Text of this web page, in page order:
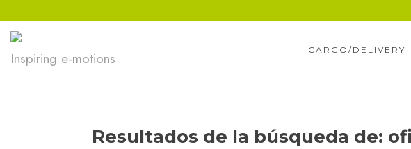
al
contenido
Inspiring e-motions CARGO/DELIVERY
Resultados de la búsqueda de: